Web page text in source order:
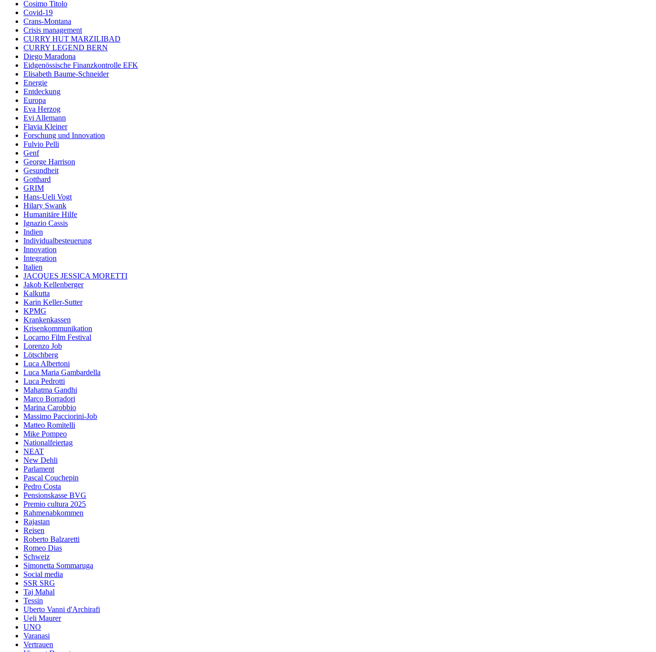
Cosimo Titolo
Covid-19
Crans-Montana
Crisis management
CURRY HUT MARZILIBAD
CURRY LEGEND BERN
Diego Maradona
Eidgenössische Finanzkontrolle EFK
Elisabeth Baume-Schneider
Energie
Entdeckung
Europa
Eva Herzog
Evi Allemann
Flavia Kleiner
Forschung und Innovation
Fulvio Pelli
Genf
George Harrison
Gesundheit
Gotthard
GRIM
Hans-Ueli Vogt
Hilary Swank
Humanitäre Hilfe
Ignazio Cassis
Indien
Individualbesteuerung
Innovation
Integration
Italien
JACQUES JESSICA MORETTI
Jakob Kellenberger
Kalkutta
Karin Keller-Sutter
KPMG
Krankenkassen
Krisenkommunikation
Locarno Film Festival
Lorenzo Job
Lötschberg
Luca Albertoni
Luca Maria Gambardella
Luca Pedrotti
Mahatma Gandhi
Marco Borradori
Marina Carobbio
Massimo Pacciorini-Job
Matteo Romitelli
Mike Pompeo
Nationalfeiertag
NEAT
New Dehli
Parlament
Pascal Couchepin
Pedro Costa
Pensionskasse BVG
Premio cultura 2025
Rahmenabkommen
Rajastan
Reisen
Roberto Balzaretti
Romeo Dias
Schweiz
Simonetta Sommaruga
Social media
SSR SRG
Taj Mahal
Tessin
Uberto Vanni d'Archirafi
Ueli Maurer
UNO
Varanasi
Vertrauen